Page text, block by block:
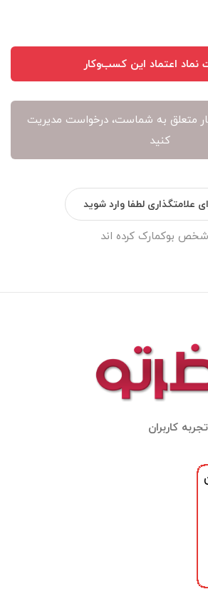
نماد اعتماد این کسب‌وکار
متعلق به شماست، درخواست مدیریت
کنید
علامتگذاری لطفا وارد شوید
کاربران